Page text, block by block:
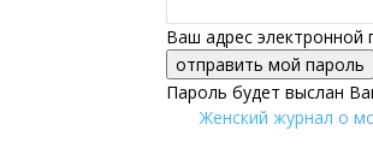
Ваш адрес электронной
Пароль будет выслан
Женский журнал о